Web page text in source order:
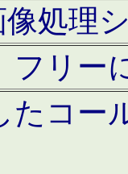
像処理
フリー
たコー